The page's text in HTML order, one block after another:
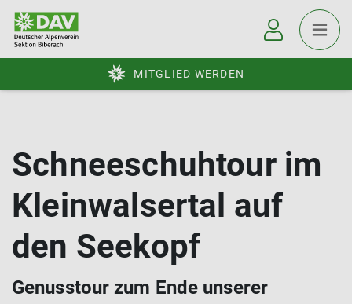
MITGLIED WERDEN
Schneeschuhtour im
Kleinwalsertal auf
den Seekopf
Genusstour zum Ende unserer